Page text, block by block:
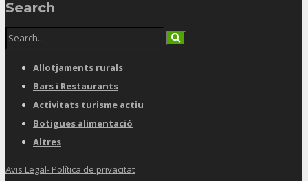
Search
Allotjaments rurals
Bars i Restaurants
Activitats turisme actiu
Botigues alimentació
Altres
Avis Legal- Política de privacitat